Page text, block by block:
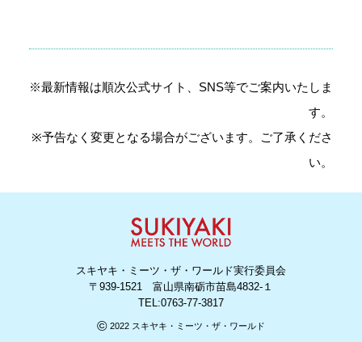
※最新情報は順次公式サイト、SNS等でご案内いたしま
す。
※予告なく変更となる場合がございます。ご了承くださ
い。
スキヤキ・ミーツ・ザ・ワールド実行委員会
〒939-1521 富山県南砺市苗島4832‐１
TEL:0763-77-3817
© 2022 スキヤキ・ミーツ・ザ・ワールド